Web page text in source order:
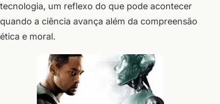
tecnologia, um reflexo do que pode acontecer
quando a ciência avança além da compreensão
ética e moral.